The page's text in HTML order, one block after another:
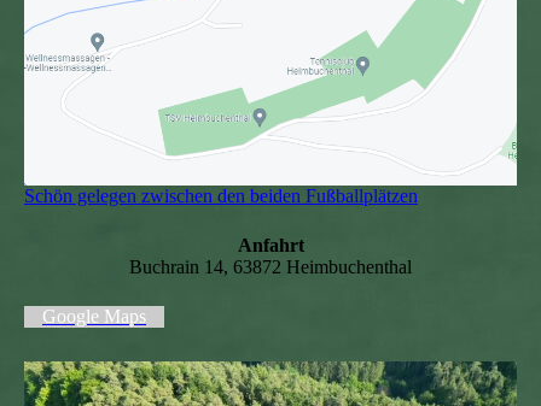
Schön gelegen zwischen den beiden Fußballplätzen
Anfahrt
Buchrain 14, 63872 Heimbuchenthal
Google Maps